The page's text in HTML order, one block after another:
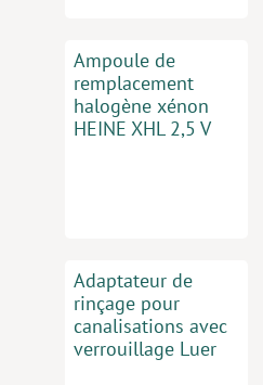
Ampoule de
remplacement
halogène xénon
HEINE XHL 2,5 V
Adaptateur de
rinçage pour
canalisations avec
verrouillage Luer